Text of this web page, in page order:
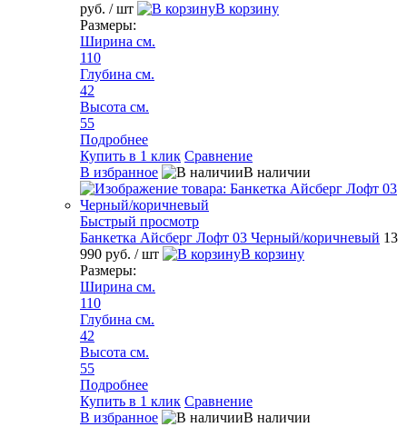
руб. / шт
В корзину
Размеры:
Ширина см.
110
Глубина см.
42
Высота см.
55
Подробнее
Купить в 1 клик Сравнение
В избранное
В наличии
Быстрый просмотр
Банкетка Айсберг Лофт 03 Черный/коричневый 13
990 руб. / шт
В корзину
Размеры:
Ширина см.
110
Глубина см.
42
Высота см.
55
Подробнее
Купить в 1 клик Сравнение
В избранное
В наличии